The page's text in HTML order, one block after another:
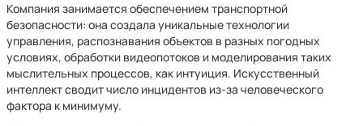
Компания занимается обеспечением транспортной
безопасности: она создала уникальные технологии
управления, распознавания объектов в разных погодных
условиях, обработки видеопотоков и моделирования таких
мыслительных процессов, как интуиция. Искусственный
интеллект сводит число инцидентов из-за человеческого
фактора к минимуму.